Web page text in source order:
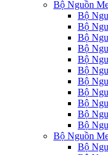
Bộ Nguồn
Bộ
Bộ
Bộ
Bộ
Bộ
Bộ
Bộ
Bộ
Bộ
Bộ
Bộ
Bộ Nguồn
Bộ